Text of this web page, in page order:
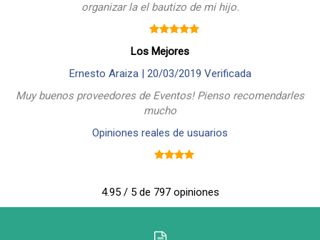
organizar la el bautizo de mi hijo.
Los Mejores
Ernesto Araiza | 20/03/2019 Verificada
Muy buenos proveedores de Eventos! Pienso recomendarles
mucho
Opiniones reales de usuarios
4.95 / 5 de 797 opiniones